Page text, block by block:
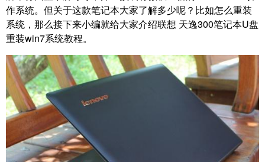
作系统。但关于这款笔记本大家了解多少呢？比如怎么重装
系统，那么接下来小编就给大家介绍联想 天逸300笔记本U盘
重装win7系统教程。